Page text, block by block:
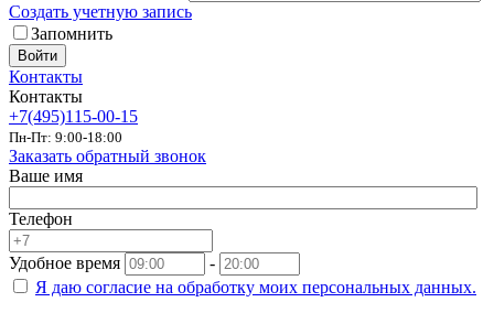
Создать учетную запись
Запомнить
Войти
Контакты
Контакты
+7(495)115-00-15
Пн-Пт: 9:00-18:00
Заказать обратный звонок
Ваше имя
Телефон
Удобное время
-
Я даю согласие на обработку моих персональных данных.